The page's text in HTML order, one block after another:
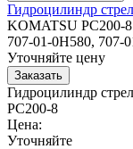
Гидроцилиндр
KOMATSU PC200-8
707-01-0H580, 707-
Уточняйте цену
Гидроцилиндр
PC200-8
Цена:
Уточняйте